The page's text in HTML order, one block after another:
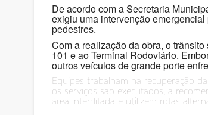
De acordo com a Secretaria
exigiu uma intervenção
pedestres.
Com a realização da obra, o
101 e ao Terminal Rodoviário.
outros veículos de grande porte
Equipes trabalham na recuperação
os serviços são executados, a
área interditada e utilizem rotas